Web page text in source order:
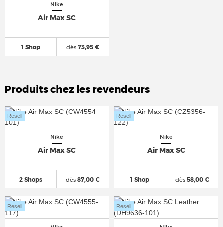
Nike
Air Max SC
1 Shop dès 73,95 €
Produits chez les revendeurs
Nike
Air Max SC
2 Shops
Resell
dès 87,00 €
Nike
Air Max SC
1 Shop
Resell
dès58,00 €
Resell Resell